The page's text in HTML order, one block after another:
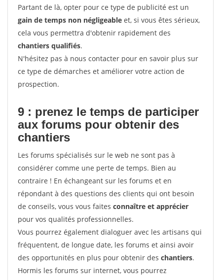
Partant de là, opter pour ce type de publicité est un
gain de temps non négligeable et, si vous êtes sérieux,
cela vous permettra d'obtenir rapidement des
chantiers qualifiés.
N'hésitez pas à nous contacter pour en savoir plus sur
ce type de démarches et améliorer votre action de
prospection.
9 : prenez le temps de participer
aux forums pour obtenir des
chantiers
Les forums spécialisés sur le web ne sont pas à
considérer comme une perte de temps. Bien au
contraire ! En échangeant sur les forums et en
répondant à des questions des clients qui ont besoin
de conseils, vous vous faites connaître et apprécier
pour vos qualités professionnelles.
Vous pourrez également dialoguer avec les artisans qui
fréquentent, de longue date, les forums et ainsi avoir
des opportunités en plus pour obtenir des chantiers.
Hormis les forums sur internet, vous pourrez